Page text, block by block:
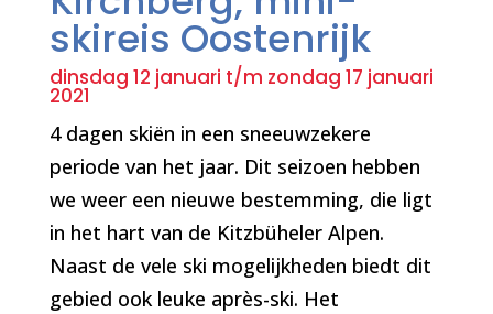
skireis Oostenrijk
dinsdag 12 januari t/m zondag 17 januari
2021
4 dagen skiën in een sneeuwzekere
periode van het jaar. Dit seizoen hebben
we weer een nieuwe bestemming, die ligt
in het hart van de Kitzbüheler Alpen.
Naast de vele ski mogelijkheden biedt dit
gebied ook leuke après-ski. Het